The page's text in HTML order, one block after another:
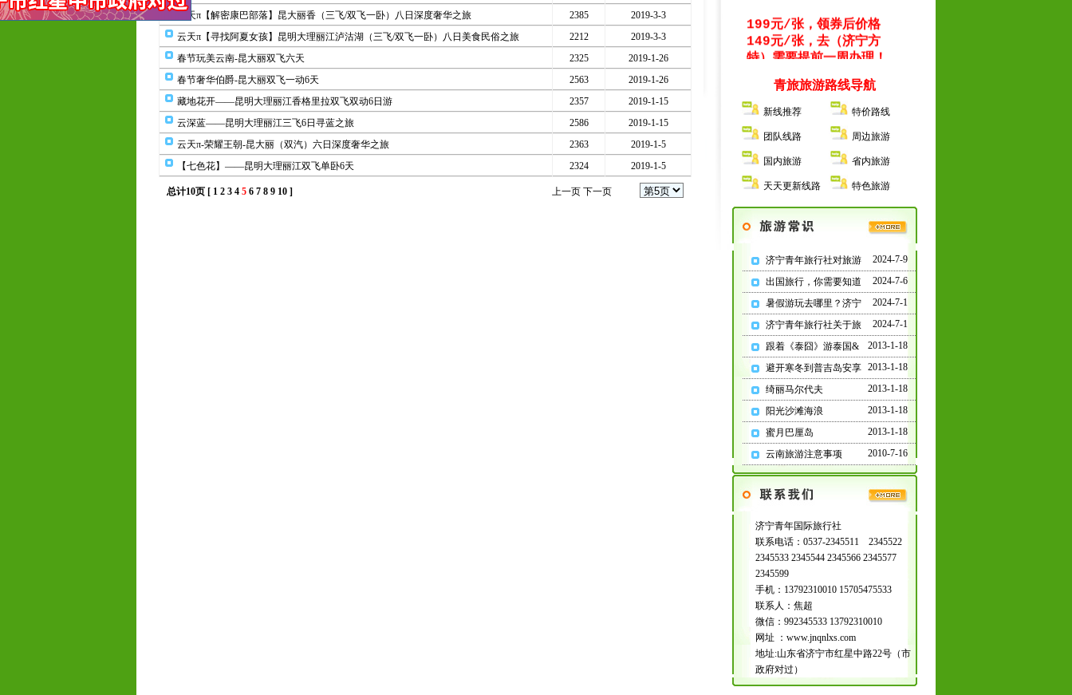
云天π【解密康巴部落】昆大丽香（三飞/双飞一卧）八日深度奢华之旅
2385
2019-3-3
云天π【寻找阿夏女孩】昆明大理丽江泸沽湖（三飞/双飞一卧）八日美食民俗之旅
2212
2019-3-3
春节玩美云南-昆大丽双飞六天
2325
2019-1-26
春节奢华伯爵-昆大丽双飞一动6天
2563
2019-1-26
藏地花开——昆明大理丽江香格里拉双飞双动6日游
2357
2019-1-15
云深蓝——昆明大理丽江三飞6日寻蓝之旅
2586
2019-1-15
云天π-荣耀王朝-昆大丽（双汽）六日深度奢华之旅
2363
2019-1-5
【七色花】——昆明大理丽江双飞单卧6天
2324 2019-1-5
总计10页 [ 1 2 3 4 5 6 7 8 9 10 ] 上一页 下一页
199元/张，领券后价格
149元/张，去（济宁方
特）需要提前一周办理！
2026年：出境旅游/国内
旅游/团队定制/研学旅
行/红色教育/会务服务/
门票签证/夕阳红专列等
济宁人旅游报名就去红星
市政府对过青年旅
行社”
提示：报名选择正规旅游
合法资质的旅行社，并签
订统一电子旅游合同
微信1:992345533
微信2:15705475533微
信3:13792310010
电话：
2345566/2345544/2345599/2345533/2345511
济宁周边大巴全域收客
中，参考集合地点如下：
济宁:居然之家/人民公园/
爱琴海
曲阜:游客集散中心
嘉祥:银座鱼台:新佳客多
青旅旅游路线导航
新线推荐 特价路线
团队线路 周边旅游
国内旅游 省内旅游
天天更新线路 特色旅游
济宁青年旅行社对旅游
2024-7-9
出国旅行，你需要知道
2024-7-6
暑假游玩去哪里？济宁
2024-7-1
济宁青年旅行社关于旅
2024-7-1
跟着《泰囧》游泰国&
2013-1-18
避开寒冬到普吉岛安享 2013-1-18
绮丽马尔代夫
2013-1-18
阳光沙滩海浪
2013-1-18
蜜月巴厘岛
2013-1-18
云南旅游注意事项
2010-7-16
济宁青年国际旅行社
联系电话：0537-2345511 2345522
2345533 2345544 2345566 2345577
2345599
手机：13792310010 15705475533
联系人：焦超
微信：992345533 13792310010
网址 ：www.jnqnlxs.com
地址:山东省济宁市红星中路22号（市
政府对过）